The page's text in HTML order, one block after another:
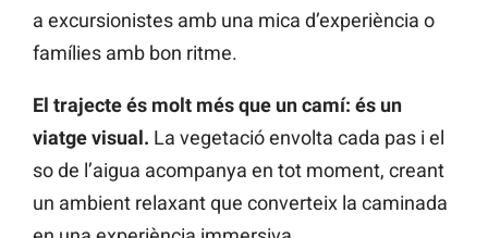
a excursionistes amb una mica d’experiència o
famílies amb bon ritme.
El trajecte és molt més que un camí: és un
viatge visual. La vegetació envolta cada pas i el
so de l’aigua acompanya en tot moment, creant
un ambient relaxant que converteix la caminada